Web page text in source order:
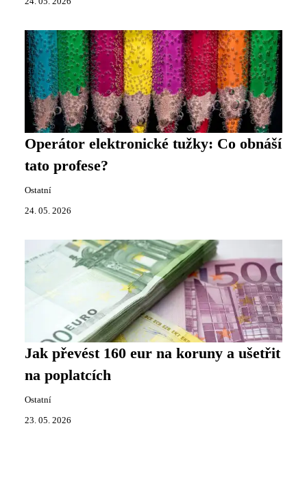
Operátor elektronické tužky: Co obnáší
tato profese?
Ostatní
24. 05. 2026
Jak převést 160 eur na koruny a ušetřit
na poplatcích
Ostatní
23. 05. 2026